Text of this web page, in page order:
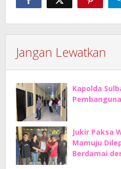
Jangan Lewatkan
Kapolda
Jukir Paksa
Mamuju
Berdamai